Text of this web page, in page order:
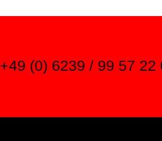
+49 (0) 6239 / 99 57 22